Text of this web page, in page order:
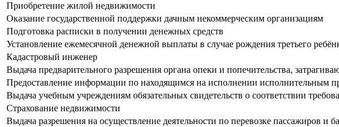
Приобретение жилой недвижимости
Оказание государственной поддержки дачным некоммерческим организациям
Подготовка расписки в получении денежных средств
Установление ежемесячной денежной выплаты в случае рождения третьего
Кадастровый инженер
Выдача предварительного разрешения органа опеки и попечительства,
Предоставление информации по находящимся на исполнении исполнительным
Выдача учебным учреждениям обязательных свидетельств о соответствии
Страхование недвижимости
Выдача разрешения на осуществление деятельности по перевозке пассажиров и